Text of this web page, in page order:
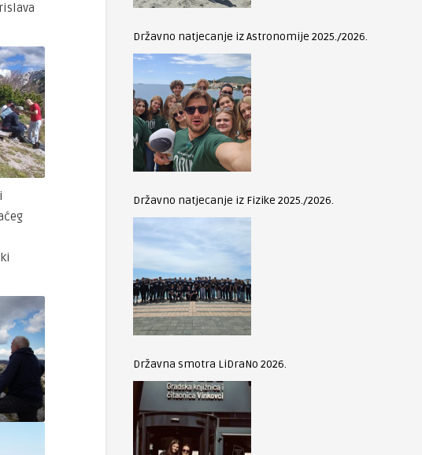
Državno natjecanje iz Astronomije 2025./2026.
Državno natjecanje iz Fizike 2025./2026.
Državna smotra LiDraNo 2026.